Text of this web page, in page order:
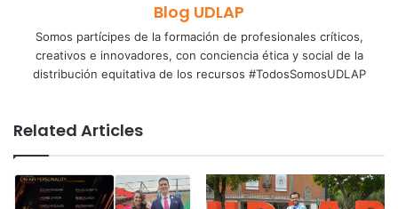
Blog UDLAP
Somos partícipes de la formación de profesionales críticos,
creativos e innovadores, con conciencia ética y social de la
distribución equitativa de los recursos #TodosSomosUDLAP
Related Articles